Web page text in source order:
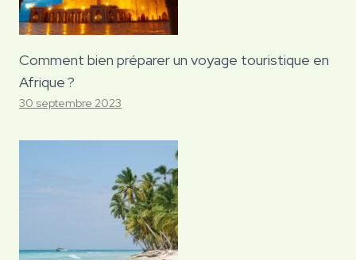
Comment bien préparer un voyage touristique en
Afrique ?
30 septembre 2023